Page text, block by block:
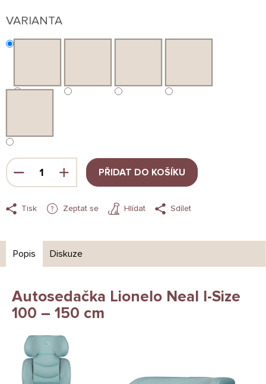
VARIANTA
PŘIDAT DO KOŠÍKU
Tisk Zeptat se Hlídat Sdílet
Popis Diskuze
Autosedačka Lionelo Neal I-Size
100 – 150 cm